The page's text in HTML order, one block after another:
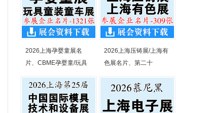
2026上海孕婴童展名
片、CBME孕婴童/玩具
2026上海压铸展/上海有
色展名片、第二十